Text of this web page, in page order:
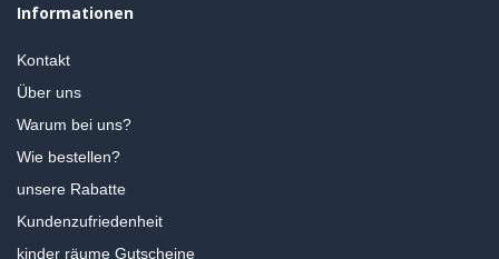
Informationen
Kontakt
Über uns
Warum bei uns?
Wie bestellen?
unsere Rabatte
Kundenzufriedenheit
kinder räume Gutscheine